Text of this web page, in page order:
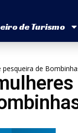
de Turismo
de